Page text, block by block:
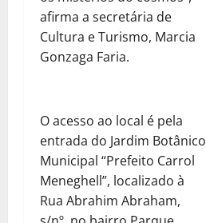
afirma a secretária de
Cultura e Turismo, Marcia
Gonzaga Faria.
O acesso ao local é pela
entrada do Jardim Botânico
Municipal “Prefeito Carrol
Meneghell”, localizado à
Rua Abrahim Abraham,